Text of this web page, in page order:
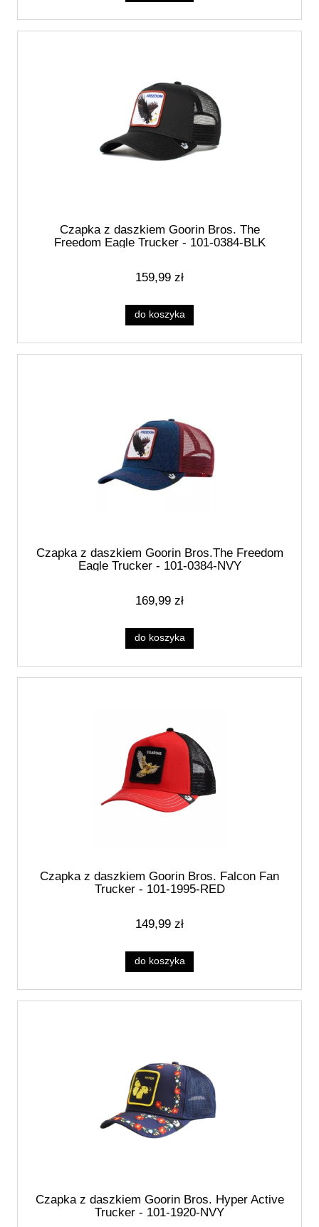
Czapka z daszkiem Goorin Bros. The
Freedom Eagle Trucker - 101-0384-BLK
159,99 zł
do koszyka
Czapka z daszkiem Goorin Bros.The Freedom
Eagle Trucker - 101-0384-NVY
169,99 zł
do koszyka
Czapka z daszkiem Goorin Bros. Falcon Fan
Trucker - 101-1995-RED
149,99 zł
do koszyka
Czapka z daszkiem Goorin Bros. Hyper Active
Trucker - 101-1920-NVY